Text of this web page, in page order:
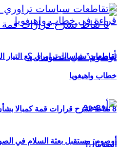
8 نقاط تشرح قرارات قمة كمبالا
الصومال؟
تقاطعات سياسات تراوري مع التيار
خطاب واهيغويا
أوصوم: مستقبل بعثة السلام في